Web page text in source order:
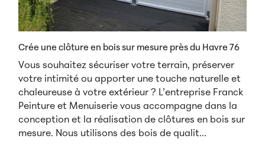
Crée une clôture en bois sur mesure près du Havre 76
Vous souhaitez sécuriser votre terrain, préserver
votre intimité ou apporter une touche naturelle et
chaleureuse à votre extérieur ? L’entreprise Franck
Peinture et Menuiserie vous accompagne dans la
conception et la réalisation de clôtures en bois sur
mesure. Nous utilisons des bois de qualit...